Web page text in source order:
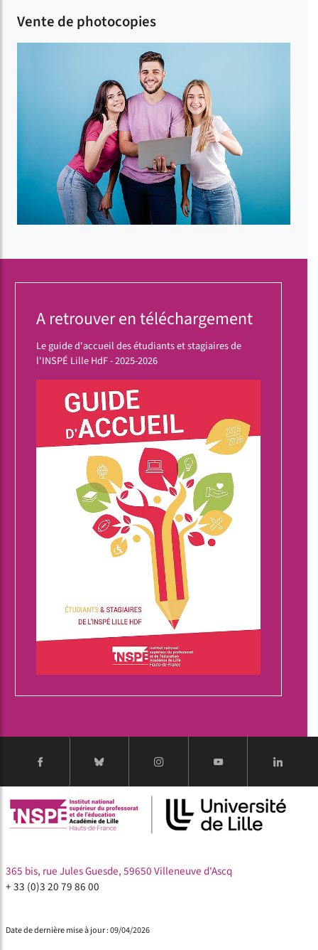
Vente de photocopies
A retrouver en téléchargement
Le guide d'accueil des étudiants et stagiaires de
l'INSPÉ Lille HdF - 2025-2026
365 bis, rue Jules Guesde, 59650 Villeneuve d'Ascq
+ 33 (0)3 20 79 86 00
Date de dernière mise à jour : 09/04/2026